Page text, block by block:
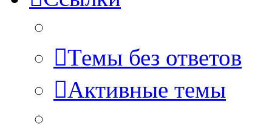
Темы без ответов
Активные темы